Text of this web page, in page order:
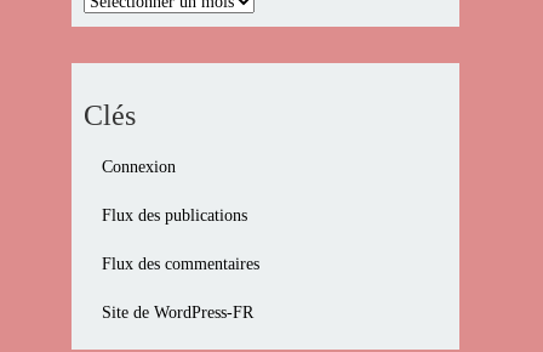
Clés
Connexion
Flux des publications
Flux des commentaires
Site de WordPress-FR